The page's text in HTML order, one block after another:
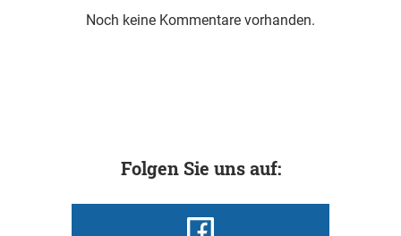
Noch keine Kommentare vorhanden.
Folgen Sie uns auf: